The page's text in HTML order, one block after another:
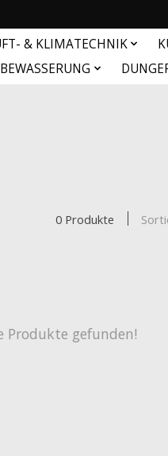
& KLIMATECHNIK
BEWASSERUNG
0 Produkte
Produkte gefunden!